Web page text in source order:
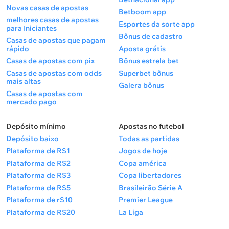
1.17
1,5
Palpite para placar exato
Cenários mais prováveis:
Placar exato
1 a 0
6.50
2 a 0
7.00
2 a 1
9.00
1 a 1
7.00
Novas casas de apostas
melhores casas de apostas
para Iniciantes
Casas de apostas que pagam
rápido
Casas de apostas com pix
Casas de apostas com odds
mais altas
Casas de apostas com
mercado pago
Betboom app
Esportes da sorte app
Bônus de cadastro
Aposta grátis
Bônus estrela bet
Superbet bônus
Galera bônus
Depósito mínimo
Depósito baixo
Plataforma de R$1
Plataforma de R$2
Plataforma de R$3
Plataforma de R$5
Plataforma de r$10
Plataforma de R$20
Apostas no futebol
Todas as partidas
Jogos de hoje
Copa américa
Copa libertadores
Brasileirão Série A
Premier League
La Liga